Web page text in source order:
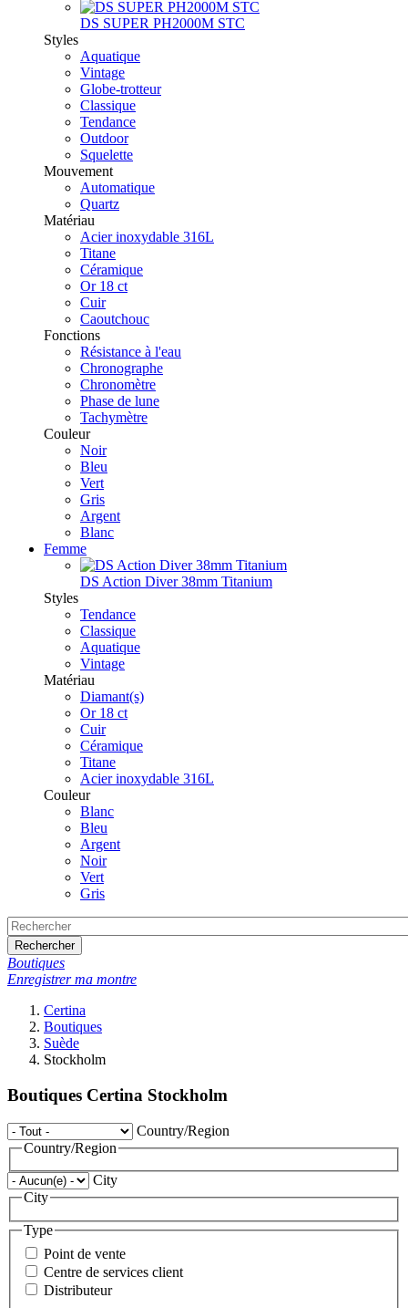
DS SUPER PH2000M STC
Styles
Aquatique
Vintage
Globe-trotteur
Classique
Tendance
Outdoor
Squelette
Mouvement
Automatique
Quartz
Matériau
Acier inoxydable 316L
Titane
Céramique
Or 18 ct
Cuir
Caoutchouc
Fonctions
Résistance à l'eau
Chronographe
Chronomètre
Phase de lune
Tachymètre
Couleur
Noir
Bleu
Vert
Gris
Argent
Blanc
Femme
DS Action Diver 38mm Titanium
Styles
Tendance
Classique
Aquatique
Vintage
Matériau
Diamant(s)
Or 18 ct
Cuir
Céramique
Titane
Acier inoxydable 316L
Couleur
Blanc
Bleu
Argent
Noir
Vert
Gris
Rechercher
Boutiques
Enregistrer ma montre
Certina
Boutiques
Suède
Stockholm
Boutiques Certina Stockholm
Country/Region
Country/Region
City
City
Type
Point de vente
Centre de services client
Distributeur